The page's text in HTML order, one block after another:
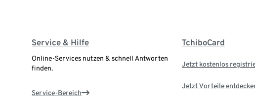
Service & Hilfe
Online-Services nutzen & schnell Antworten
finden.
Service-Bereich
TchiboCard
Jetzt kostenlos
Jetzt Vorteile